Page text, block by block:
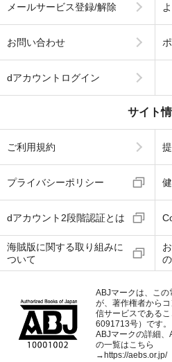
メールサービス登録/解除
お問い合わせ
dアカウントログイン
サイト
ご利用規約
プライバシーポリシー
dアカウント2段階認証とは
海賊版に関する取り組みに
ついて
ABJマークは、この
が、著作権者から
信サービスである
6091713号）です。
ABJマークの詳細、
の一覧はこちら
→https://aebs.or.jp/